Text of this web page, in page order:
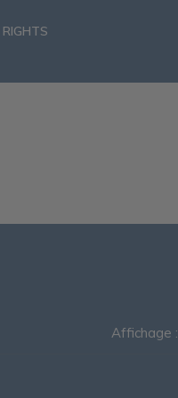
RIGHTS
Affichage :